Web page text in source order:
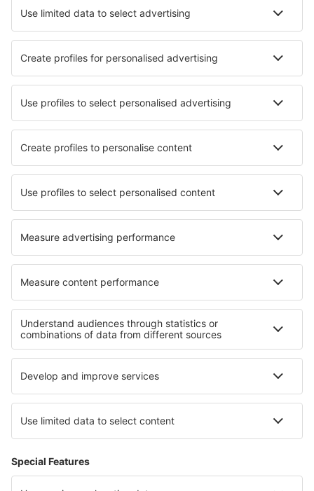
Hoteluri în Pomerode Hoteluri în Sorocaba
Hoteluri în Gramado Hoteluri în Bento Goncalves
Cele mai bune hoteluri - orașe
Hoteluri în Saint Affrique Les Montagnes
Hoteluri în Badbergen Hoteluri în Radicofani
Hoteluri în Villorba Hoteluri în Plymouth
Hoteluri în Skoki Hoteluri în Tyringe
Cele mai bune hoteluri - regiuni
Hoteluri în Praia do Forte Hoteluri în Fernando de Noronha
Hoteluri în Florianopolis Hoteluri în Ipanema
Hoteluri în Iguazú Hoteluri în Durban
Hoteluri in Munții Pirin Hoteluri in Nevada